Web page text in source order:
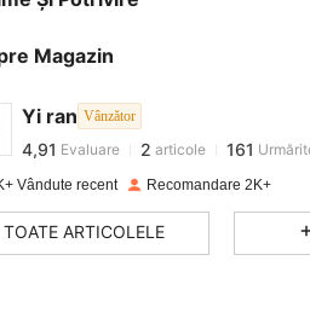
Magazin
Yi ran Vânzător
4,91
4,91 Evaluare 2 articole 161
b***3a plătitîn urmă cu 1 zi
4,91 2 161
Vândute recent Recomandare 2K+
TOATE ARTICOLELE